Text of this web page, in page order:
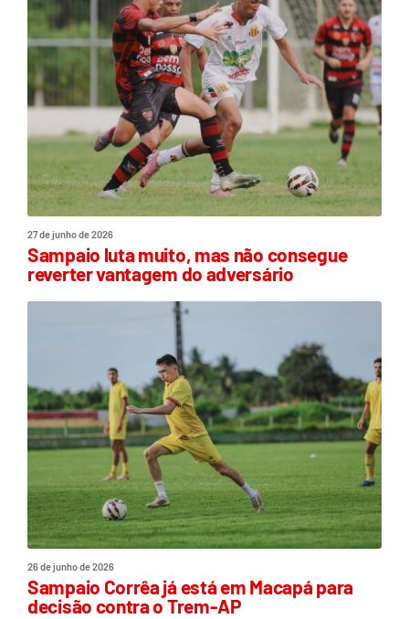
27 de junho de 2026
Sampaio luta muito, mas não consegue
reverter vantagem do adversário
26 de junho de 2026
Sampaio Corrêa já está em Macapá para
decisão contra o Trem-AP